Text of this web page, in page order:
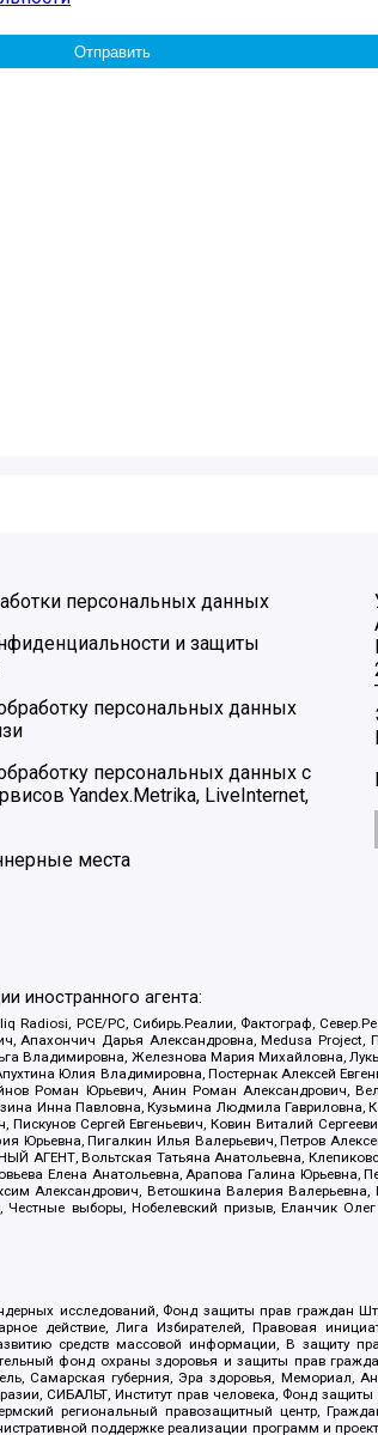
персональных данных
и защиты
персональных данных
персональных данных с
Yandex.Metrika, LiveInternet,
места
иностранного агента:
PCE/PC, Сибирь.Реалии, Фактограф,
Апахончич Дарья Александровна, Medusa
Владимировна, Железнова Мария Михайловна,
Юлия Владимировна, Постернак Алексей
Роман Юрьевич, Анин Роман Александрович,
Инна Павловна, Кузьмина Людмила
Сергей Евгеньевич, Ковин Виталий
Юрьевна, Пигалкин Илья Валерьевич, Петров
АГЕНТ, Вольтская Татьяна Анатольевна,
Елена Анатольевна, Арапова Галина
Александрович, Ветошкина Валерия
выборы, Нобелевский призыв, Еланчик
исследований, Фонд защиты прав граждан
действие, Лига Избирателей, Правовая
средств массовой информации, В защиту
фонд охраны здоровья и защиты прав
Самарская губерния, Эра здоровья, Мемориал,
СИБАЛЬТ, Институт прав человека, Фонд защиты
региональный правозащитный центр,
поддержке реализации программ и